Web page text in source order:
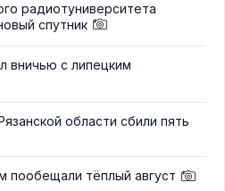
радиотуниверситета
спутник
вничью с липецким
области сбили пять
пообещали тёплый август